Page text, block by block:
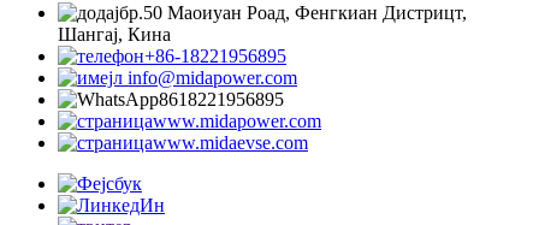
бр.50 Маоиуан Роад, Фенгкиан Дистрицт,
Шангај, Кина
+86-18221956895
info@midapower.com
8618221956895
www.midapower.com
www.midaevse.com